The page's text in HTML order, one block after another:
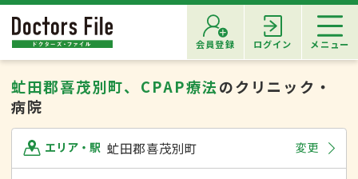
会員登録 ログイン メニュー
虻田郡喜茂別町、CPAP療法のクリニック・
病院
エリア・駅 虻田郡喜茂別町 変更